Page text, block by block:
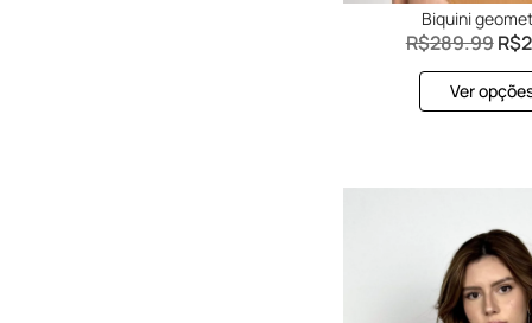
Biquini
R$289.99R$
Ver